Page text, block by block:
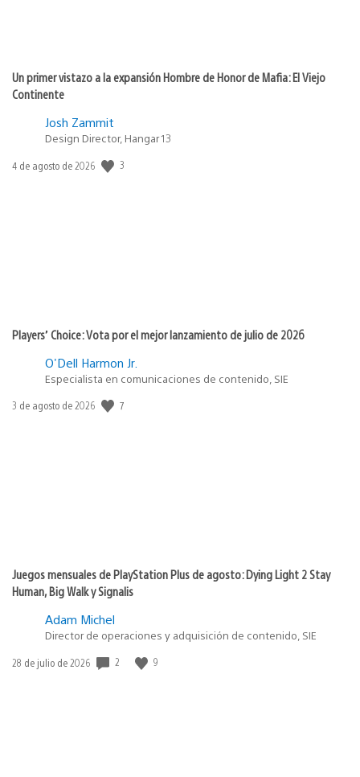
Un primer vistazo a la expansión Hombre de Honor de Mafia: El Viejo
Continente
Josh Zammit
Design Director, Hangar 13
Fecha
4 de agosto de 2026 3
Players’ Choice: Vota por el mejor lanzamiento de julio de 2026
O'Dell Harmon Jr.
Especialista en comunicaciones de contenido, SIE
Fecha
3 de agosto de 2026 7
Juegos mensuales de PlayStation Plus de agosto: Dying Light 2 Stay
Human, Big Walk y Signalis
Adam Michel
Director de operaciones y adquisición de contenido, SIE
Fecha
28 de julio de 2026 2 9